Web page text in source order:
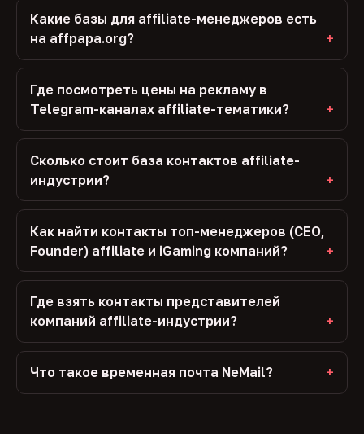
Какие базы для affiliate-менеджеров есть
на affpapa.org?
Где посмотреть цены на рекламу в
Telegram-каналах affiliate-тематики?
Сколько стоит база контактов affiliate-
индустрии?
Как найти контакты топ-менеджеров (CEO,
Founder) affiliate и iGaming компаний?
Где взять контакты представителей
компаний affiliate-индустрии?
Что такое временная почта NeMail?